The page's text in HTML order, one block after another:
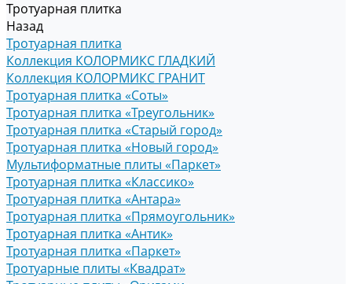
Тротуарная плитка
Назад
Тротуарная плитка
Коллекция КОЛОРМИКС ГЛАДКИЙ
Коллекция КОЛОРМИКС ГРАНИТ
Тротуарная плитка «Соты»
Тротуарная плитка «Треугольник»
Тротуарная плитка «Старый город»
Тротуарная плитка «Новый город»
Мультиформатные плиты «Паркет»
Тротуарная плитка «Классико»
Тротуарная плитка «Антара»
Тротуарная плитка «Прямоугольник»
Тротуарная плитка «Антик»
Тротуарная плитка «Паркет»
Тротуарные плиты «Квадрат»